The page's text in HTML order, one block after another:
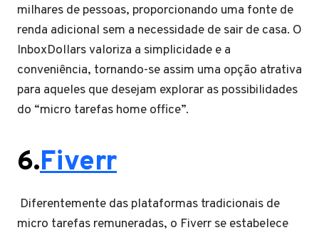
milhares de pessoas, proporcionando uma fonte de
renda adicional sem a necessidade de sair de casa. O
InboxDollars valoriza a simplicidade e a
conveniência, tornando-se assim uma opção atrativa
para aqueles que desejam explorar as possibilidades
do “micro tarefas home office”.
6.Fiverr
Diferentemente das plataformas tradicionais de
micro tarefas remuneradas, o Fiverr se estabelece